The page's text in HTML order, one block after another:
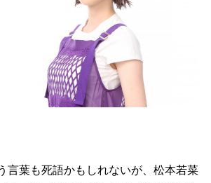
葉も死語かもしれないが、松本若菜